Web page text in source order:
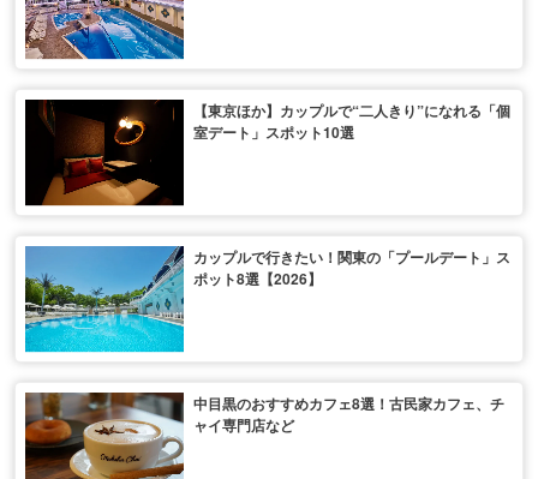
【東京ほか】カップルで“二人きり”になれる「個
室デート」スポット10選
カップルで行きたい！関東の「プールデート」ス
ポット8選【2026】
中目黒のおすすめカフェ8選！古民家カフェ、チ
ャイ専門店など